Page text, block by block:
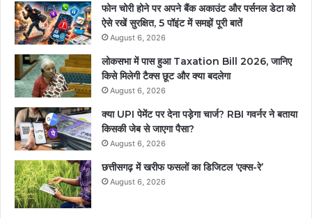
फोन चोरी होने पर अपने बैंक अकाउंट और पर्सनल डेटा को
ऐसे रखें सुरक्षित, 5 पॉइंट में समझें पूरी बातें
August 6, 2026
लोकसभा में पास हुआ Taxation Bill 2026, जानिए
किसे मिलेगी टैक्स छूट और क्या बदलेगा
August 6, 2026
क्या UPI पेमेंट पर देना पड़ेगा चार्ज? RBI गवर्नर ने बताया
किसकी जेब से जाएगा पैसा?
August 6, 2026
छत्तीसगढ़ में खरीफ फसलों का डिजिटल ‘एक्स-रे’
August 6, 2026